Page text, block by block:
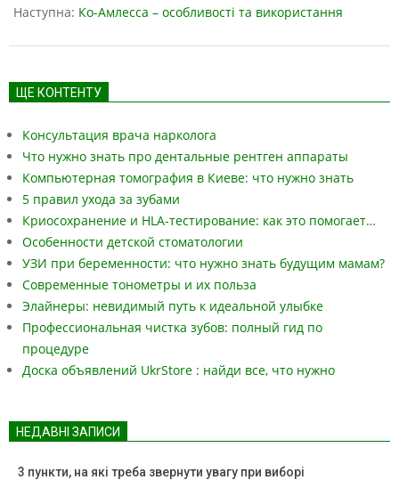
Наступна: Ко-Амлесса – особливості та використання
ЩЕ КОНТЕНТУ
Консультация врача нарколога
Что нужно знать про дентальные рентген аппараты
Компьютерная томография в Киеве: что нужно знать
5 правил ухода за зубами
Криосохранение и HLA-тестирование: как это помогает…
Особенности детской стоматологии
УЗИ при беременности: что нужно знать будущим мамам?
Современные тонометры и их польза
Элайнеры: невидимый путь к идеальной улыбке
Профессиональная чистка зубов: полный гид по
процедуре
Доска объявлений UkrStore : найди все, что нужно
НЕДАВНІ ЗАПИСИ
3 пункти, на які треба звернути увагу при виборі